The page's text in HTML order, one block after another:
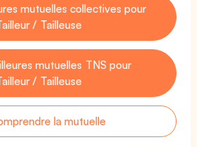
mutuelles collectives pour
/ Tailleuse
mutuelles TNS pour
/ Tailleuse
la mutuelle